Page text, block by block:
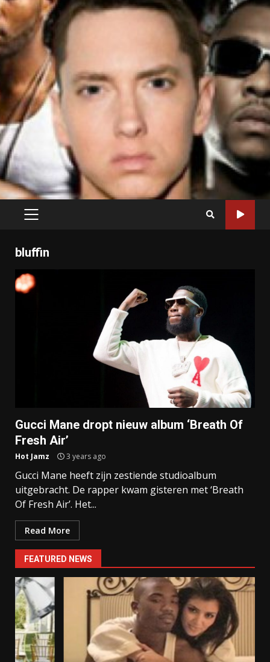
PRIMARY
bluffin
Gucci Mane dropt nieuw album ‘Breath Of
Fresh Air’
Hot Jamz 3 years ago
Gucci Mane heeft zijn zestiende studioalbum
uitgebracht. De rapper kwam gisteren met ‘Breath
Of Fresh Air’. Het...
Read More
FEATURED NEWS